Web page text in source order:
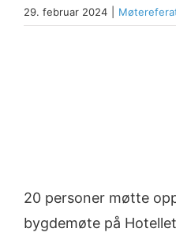
29. februar 2024
20 personer møtte
bygdemøte på